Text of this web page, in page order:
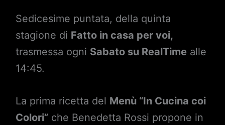
Sedicesime puntata, della quinta
stagione di Fatto in casa per voi,
trasmessa ogni Sabato su RealTime alle
14:45.
La prima ricetta del Menù “In Cucina coi
Colori”che Benedetta Rossi propone in